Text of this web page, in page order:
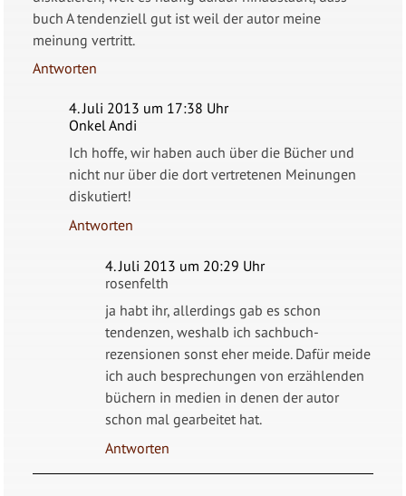
buch A tendenziell gut ist weil der autor meine
meinung vertritt.
Antworten
4. Juli 2013 um 17:38 Uhr
Onkel Andi
Ich hoffe, wir haben auch über die Bücher und
nicht nur über die dort vertretenen Meinungen
diskutiert!
Antworten
4. Juli 2013 um 20:29 Uhr
rosenfelth
ja habt ihr, allerdings gab es schon
tendenzen, weshalb ich sachbuch-
rezensionen sonst eher meide. Dafür meide
ich auch besprechungen von erzählenden
büchern in medien in denen der autor
schon mal gearbeitet hat.
Antworten